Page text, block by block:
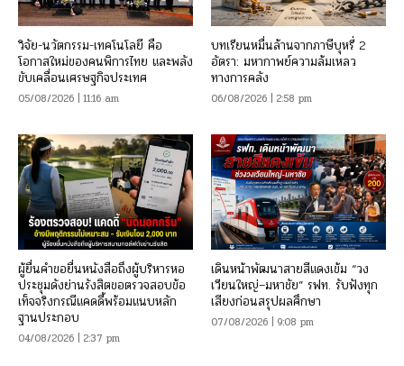
วิจัย-นวัตกรรม-เทคโนโลยี คือ
โอกาสใหม่ของคนพิการไทย และพลัง
ขับเคลื่อนเศรษฐกิจประเทศ
05/08/2026 | 11:16 am
บทเรียนหมื่นล้านจากภาษีบุหรี่ 2
อัตรา: มหากาพย์ความล้มเหลว
ทางการคลัง
06/08/2026 | 2:58 pm
ผู้ยื่นคำขอยื่นหนังสือถึงผู้บริหารหอ
ประชุมดังย่านรังสิตขอตรวจสอบข้อ
เท็จจริงกรณีแคดดี้พร้อมแนบหลัก
ฐานประกอบ
04/08/2026 | 2:37 pm
เดินหน้าพัฒนาสายสีแดงเข้ม “วง
เวียนใหญ่–มหาชัย” รฟท. รับฟังทุก
เสียงก่อนสรุปผลศึกษา
07/08/2026 | 9:08 pm